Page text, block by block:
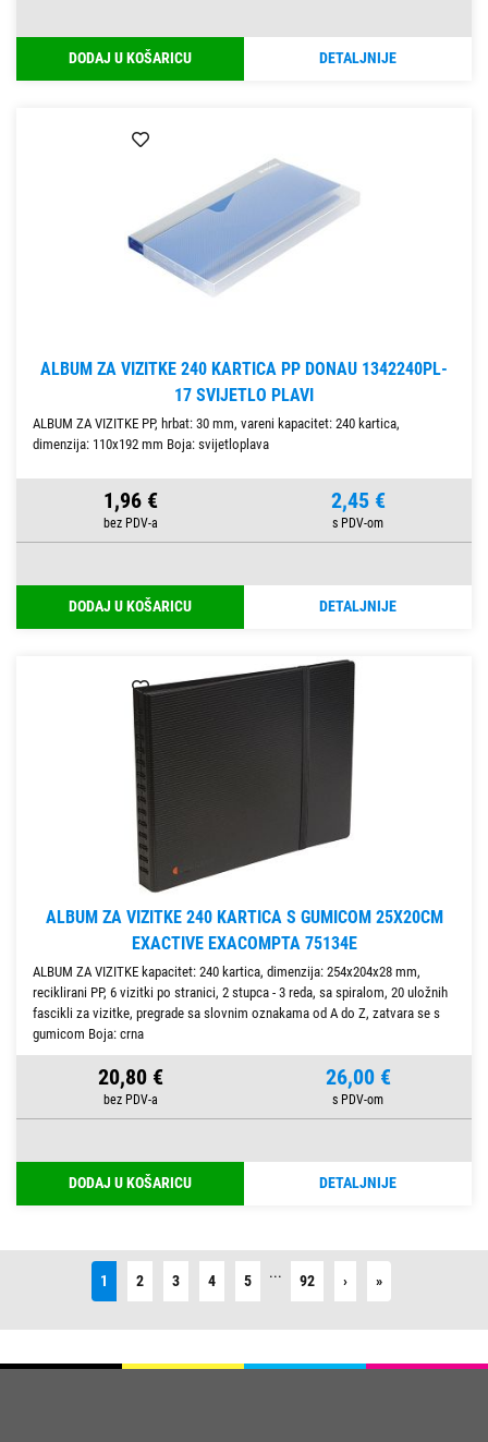
DODAJ U KOŠARICU DETALJNIJE
ALBUM ZA VIZITKE 240 KARTICA PP DONAU 1342240PL-
17 SVIJETLO PLAVI
ALBUM ZA VIZITKE PP, hrbat: 30 mm, vareni kapacitet: 240 kartica,
dimenzija: 110x192 mm Boja: svijetloplava
1,96 € 2,45 €
DODAJ U KOŠARICU DETALJNIJE
ALBUM ZA VIZITKE 240 KARTICA S GUMICOM 25X20CM
EXACTIVE EXACOMPTA 75134E
ALBUM ZA VIZITKE kapacitet: 240 kartica, dimenzija: 254x204x28 mm,
reciklirani PP, 6 vizitki po stranici, 2 stupca - 3 reda, sa spiralom, 20 uložnih
fascikli za vizitke, pregrade sa slovnim oznakama od A do Z, zatvara se s
gumicom Boja: crna
20,80 € 26,00 €
DODAJ U KOŠARICU DETALJNIJE
1 2 3 4 5 ... 92 ›Next »Last